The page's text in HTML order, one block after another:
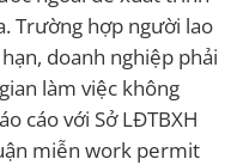
Trường hợp người lao
doanh nghiệp phải
làm việc không
cáo với Sở LĐTBXH
miễn work permit